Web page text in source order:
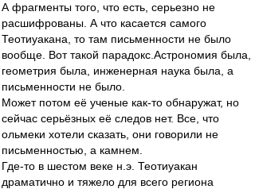
А фрагменты того, что есть, серьезно не
расшифрованы. А что касается самого
Теотиуакана, то там письменности не было
вообще. Вот такой парадокс.Астрономия была,
геометрия была, инженерная наука была, а
письменности не было.
Может потом её ученые как-то обнаружат, но
сейчас серьёзных её следов нет. Все, что
ольмеки хотели сказать, они говорили не
письменностью, а камнем.
Где-то в шестом веке н.э. Теотиуакан
драматично и тяжело для всего региона